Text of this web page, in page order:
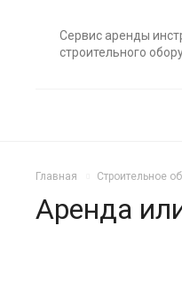
Сервис аренды
строительного
Главная Строительное
Аренда